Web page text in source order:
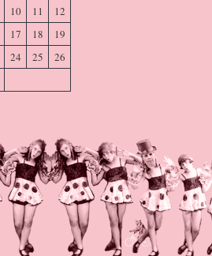
10 11
12
17 18 19
24 25
26